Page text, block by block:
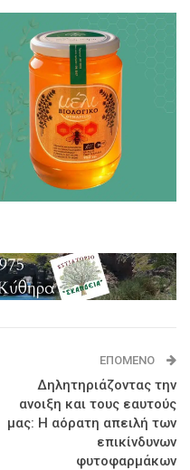
ΕΠΌΜΕΝΟ
Δηλητηριάζοντας την
ανοιξη και τους εαυτούς
μας: Η αόρατη απειλή των
επικίνδυνων
φυτοφαρμάκων